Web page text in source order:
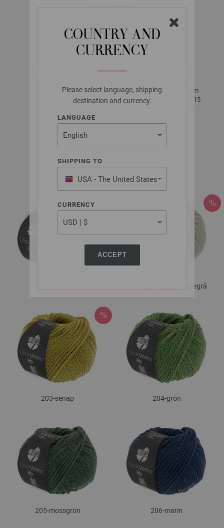
COUNTRY AND
CURRENCY
Please select language, shipping
destination and currency.
LANGUAGE
SHIPPING TO
USA - The United States
of America
CURRENCY
ACCEPT
LANA GROSSA
COOL MERINO BIG
per 50 g
7 - 8
10 x 10 cm
22 Rader, 15
Storlek 38 -
ca. 600 g
beigegrå
203-senap 204-grön
205-mossgrön 206-marin